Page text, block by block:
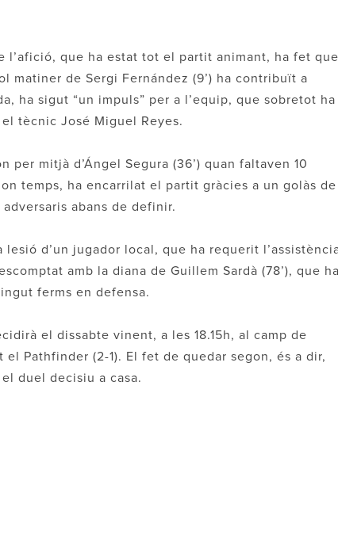
l’afició, que ha estat tot el partit animant, ha fet que
matiner de Sergi Fernández (9’) ha contribuït a
ha sigut “un impuls” per a l’equip, que sobretot ha
tècnic José Miguel Reyes.
per mitjà d’Ángel Segura (36’) quan faltaven 10
temps, ha encarrilat el partit gràcies a un golàs de
abans de definir.
lesió d’un jugador local, que ha requerit
amb la diana de Guillem Sardà (78’), que ha
ferms en defensa.
el dissabte vinent, a les 18.15h, al camp de
Pathfinder (2-1). El fet de quedar segon, és a dir,
duel decisiu a casa.